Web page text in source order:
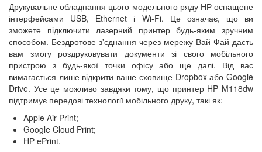
Друкувальне обладнання цього модельного ряду НР оснащене
інтерфейсами USB, Ethernet і Wi-Fi. Це означає, що ви
зможете підключити лазерний принтер будь-яким зручним
способом. Бездротове з'єднання через мережу Вай-Фай дасть
вам змогу роздруковувати документи зі свого мобільного
пристрою з будь-якої точки офісу або ще далі. Від вас
вимагається лише відкрити ваше сховище Dropbox або Google
Drive. Усе це можливо завдяки тому, що принтер HP M118dw
підтримує передові технології мобільного друку, такі як:
Apple Air Print;
Google Cloud Print;
HP ePrint.